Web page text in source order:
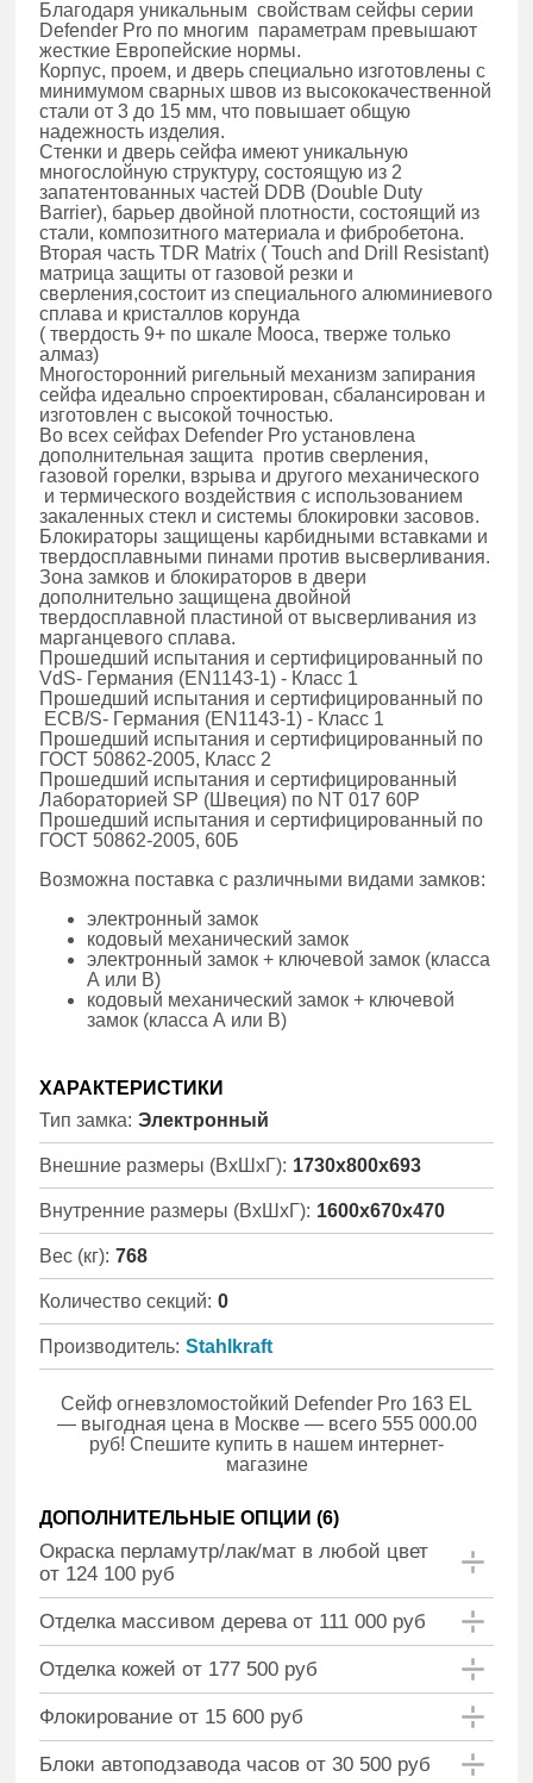
Благодаря уникальным свойствам сейфы серии
Defender Pro по многим параметрам превышают
жесткие Европейские нормы.
Корпус, проем, и дверь специально изготовлены с
минимумом сварных швов из высококачественной
стали от 3 до 15 мм, что повышает общую
надежность изделия.
Стенки и дверь сейфа имеют уникальную
многослойную структуру, состоящую из 2
запатентованных частей DDB (Double Duty
Barrier), барьер двойной плотности, состоящий из
стали, композитного материала и фибробетона.
Вторая часть TDR Matrix ( Touch and Drill Resistant)
матрица защиты от газовой резки и
сверления,состоит из специального алюминиевого
сплава и кристаллов корунда
( твердость 9+ по шкале Мооса, тверже только
алмаз)
Многосторонний ригельный механизм запирания
сейфа идеально спроектирован, сбалансирован и
изготовлен с высокой точностью.
Во всех сейфах Defender Pro установлена
дополнительная защита против сверления,
газовой горелки, взрыва и другого механического
и термического воздействия с использованием
закаленных стекл и системы блокировки засовов.
Блокираторы защищены карбидными вставками и
твердосплавными пинами против высверливания.
Зона замков и блокираторов в двери
дополнительно защищена двойной
твердосплавной пластиной от высверливания из
марганцевого сплава.
Прошедший испытания и сертифицированный по
VdS- Германия (EN1143-1) - Класс 1
Прошедший испытания и сертифицированный по
ECB/S- Германия (EN1143-1) - Класс 1
Прошедший испытания и сертифицированный по
ГОСТ 50862-2005, Класс 2
Прошедший испытания и сертифицированный
Лабораторией SP (Швеция) по NT 017 60P
Прошедший испытания и сертифицированный по
ГОСТ 50862-2005, 60Б
Возможна поставка с различными видами замков:
электронный замок
кодовый механический замок
электронный замок + ключевой замок (класса
А или В)
кодовый механический замок + ключевой
замок (класса А или В)
ХАРАКТЕРИСТИКИ
Тип замка: Электронный
Внешние размеры (ВхШхГ): 1730x800x693
Внутренние размеры (ВхШхГ): 1600x670x470
Вес (кг): 768
Количество секций: 0
Производитель: Stahlkraft
Сейф огневзломостойкий Defender Pro 163 EL
— выгодная цена в Москве — всего 555 000.00
руб! Спешите купить в нашем интернет-
магазине
ДОПОЛНИТЕЛЬНЫЕ ОПЦИИ (6)
Окраска перламутр/лак/мат в любой цвет
от 124 100 руб
Отделка массивом дерева от 111 000 руб
Отделка кожей от 177 500 руб
Флокирование от 15 600 руб
Блоки автоподзавода часов от 30 500 руб